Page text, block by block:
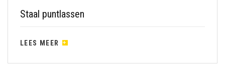
Staal puntlassen
LEES MEER